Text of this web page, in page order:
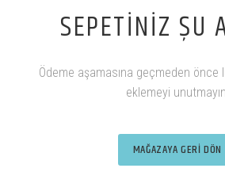
SEPETINIZ ŞU
Ödeme aşamasına geçmeden
eklemeyi
MAĞAZAYA GERI DÖN